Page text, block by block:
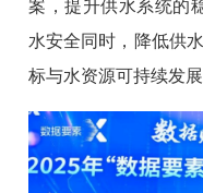
案，提升供水系统的
水安全同时，降低供
标与水资源可持续发展